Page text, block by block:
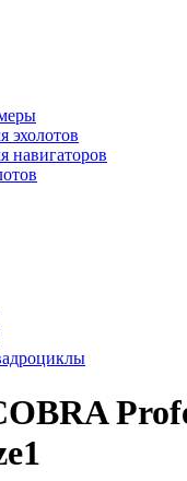
эхолотов
навигаторов